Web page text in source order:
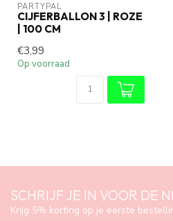
PARTYPAL
CIJFERBALLON 3 | ROZE
| 100 CM
€3,99
Op voorraad
SCHRIJF JE IN VOOR DE
Krijg 5% korting op je eerste